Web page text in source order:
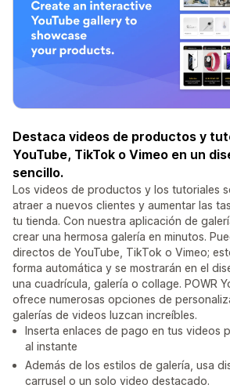
Destaca videos de productos y
YouTube, TikTok o Vimeo en un
sencillo.
Los videos de productos y los tutoriales
atraer a nuevos clientes y aumentar las
tu tienda. Con nuestra aplicación de
crear una hermosa galería en minutos.
directos de YouTube, TikTok o Vimeo;
forma automática y se mostrarán en el
una cuadrícula, galería o collage. POWR
ofrece numerosas opciones de
galerías de videos luzcan increíbles.
Inserta enlaces de pago en tus videos
al instante
Además de los estilos de galería, usa
carrusel o un solo video destacado.